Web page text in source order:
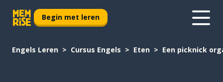
Begin met leren
Engels Leren Cursus Engels Eten Een picknick